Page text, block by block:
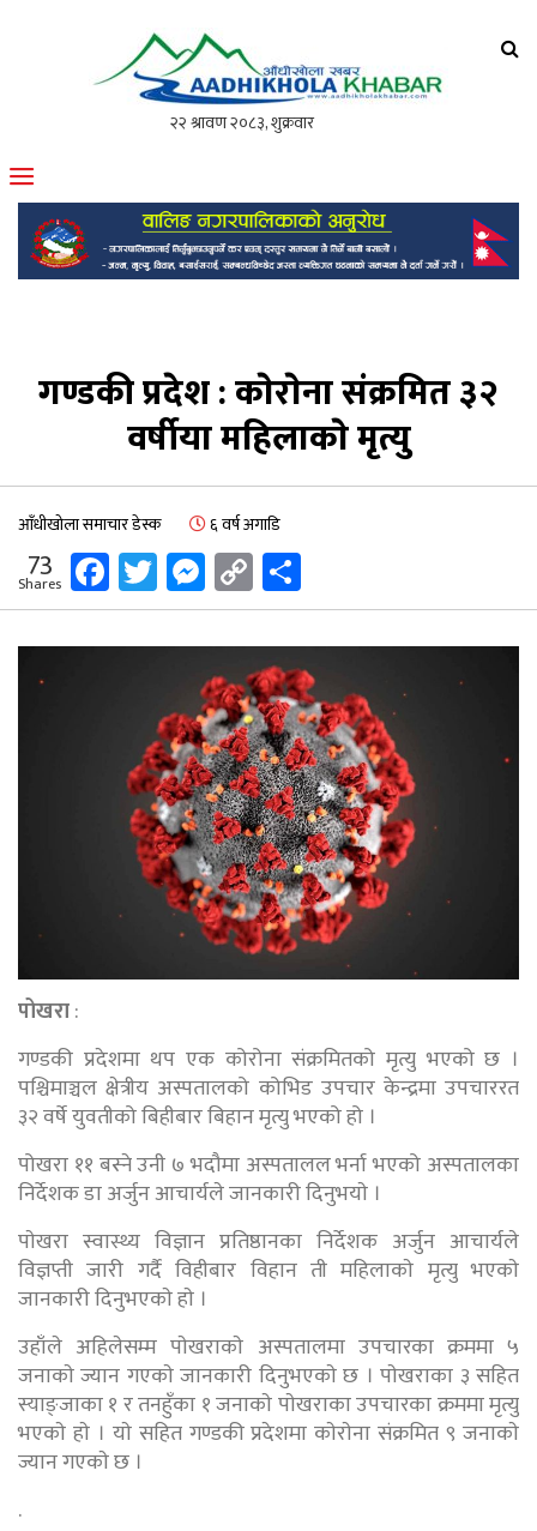
मोफसलकै लोकप्रिय अनलाइन पत्रिका
गण्डकी प्रदेश : काेराेना संक्रमित ३२
वर्षीया महिलाकाे मृत्यु
आँधीखोला समाचार डेस्क ६ वर्ष अगाडि
73
Shares Facebook
Twitter
Messenger
Copy
Link
पोखरा:
गण्डकी प्रदेशमा थप एक कोरोना संक्रमितको मृत्यु भएको छ ।
पश्चिमाञ्चल क्षेत्रीय अस्पतालको कोभिड उपचार केन्द्रमा उपचाररत
३२ वर्षे युवतीको बिहीबार बिहान मृत्यु भएको हो ।
पोखरा ११ बस्ने उनी ७ भदौमा अस्पतालल भर्ना भएको अस्पतालका
निर्देशक डा अर्जुन आचार्यले जानकारी दिनुभयाे ।
पाेखरा स्वास्थ्य विज्ञान प्रतिष्ठानका निर्देशक अर्जुन आचार्यले
विज्ञप्ती जारी गर्दै विहीबार विहान ती महिलाकाे मृत्यु भएकाे
जानकारी दिनुभएकाे हाे ।
उहाँले अहिलेसम्म पाेखराकाे अस्पतालमा उपचारका क्रममा ५
जनाकाे ज्यान गएकाे जानकारी दिनुभएकाे छ । पाेखराका ३ सहित
स्याङ्जाका १ र तनहुँका १ जनाकाे पाेखराका उपचारका क्रममा मृत्यु
भएकाे हाे । याे सहित गण्डकी प्रदेशमा काेराेना संक्रमित ९ जनाकाे
ज्यान गएकाे छ ।
.